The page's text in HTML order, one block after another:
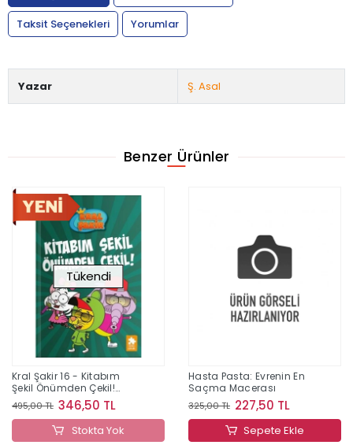
Taksit Seçenekleri
Yorumlar
Yazar Ş. Asal
Benzer Ürünler
Tükendi
Kral Şakir 16 - Kitabım
Şekil Önümden Çekil!
(Ciltli)
495,00 TL 346,50 TL
Stokta Yok
Hasta Pasta: Evrenin En
Saçma Macerası
325,00 TL 227,50 TL
Sepete Ekle